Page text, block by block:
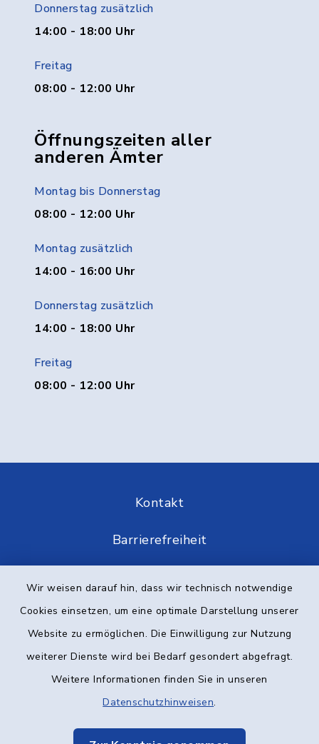
Wir weisen darauf hin, dass wir technisch notwendige
Cookies einsetzen, um eine optimale Darstellung unserer
Website zu ermöglichen. Die Einwilligung zur Nutzung
weiterer Dienste wird bei Bedarf gesondert abgefragt.
Weitere Informationen finden Sie in unseren
Datenschutzhinweisen.
Donnerstag zusätzlich
14:00 - 18:00 Uhr
Freitag
08:00 - 12:00 Uhr
Öffnungszeiten aller
anderen Ämter
Montag bis Donnerstag
08:00 - 12:00 Uhr
Montag zusätzlich
14:00 - 16:00 Uhr
Donnerstag zusätzlich
14:00 - 18:00 Uhr
Freitag
08:00 - 12:00 Uhr
Kontakt
Barrierefreiheit
Impressum
Elektronische Kommunikation
Sitemap
Cookie-Einstellungen